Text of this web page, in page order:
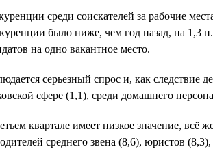
среди соискателей за рабочие
было ниже, чем год назад, на
на одно вакантное место.
серьезный спрос и, как следствие
сфере (1,1), среди домашнего
квартале имеет низкое значение,
среднего звена (8,6), юристов